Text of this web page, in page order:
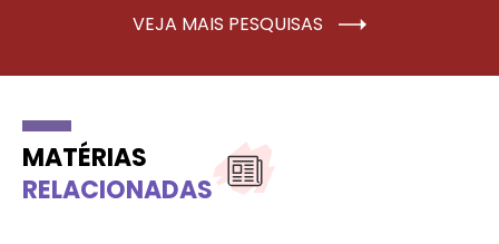
VEJA MAIS PESQUISAS
MATÉRIAS
RELACIONADAS